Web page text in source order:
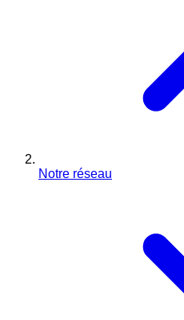
Notre réseau